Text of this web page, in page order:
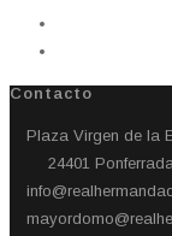
Contacto
Plaza Virgen de la
24401